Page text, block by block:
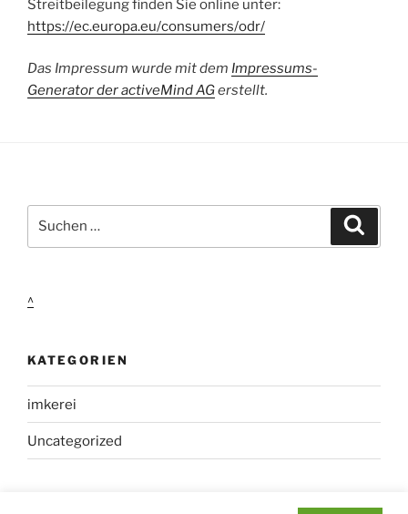
Streitbeilegung finden Sie online unter:
https://ec.europa.eu/consumers/odr/
Das Impressum wurde mit dem Impressums-
Generator der activeMind AGerstellt.
nach:
^
KATEGORIEN
imkerei
Uncategorized